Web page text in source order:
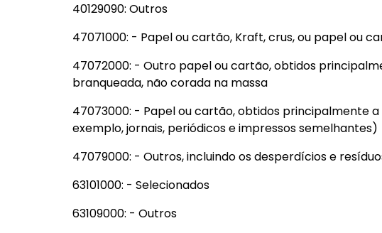
40129090: Outros
47071000: - Papel ou cartão, Kraft, crus, ou papel ou
47072000: - Outro papel ou cartão, obtidos
branqueada, não corada na massa
47073000: - Papel ou cartão, obtidos principalmente
exemplo, jornais, periódicos e impressos semelhantes)
47079000: - Outros, incluindo os desperdícios e
63101000: - Selecionados
63109000: - Outros